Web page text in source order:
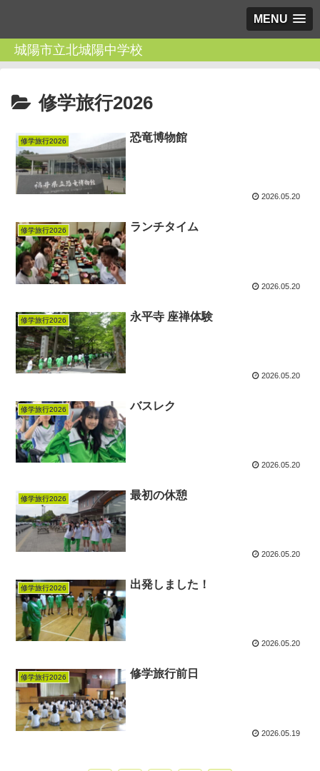
MENU
城陽市立北城陽中学校
修学旅行2026
修学旅行2026 恐竜博物館
2026.05.20
修学旅行2026 ランチタイム
2026.05.20
修学旅行2026 永平寺 座禅体験
2026.05.20
修学旅行2026 バスレク
2026.05.20
修学旅行2026 最初の休憩
2026.05.20
修学旅行2026 出発しました！
2026.05.20
修学旅行2026 修学旅行前日
2026.05.19